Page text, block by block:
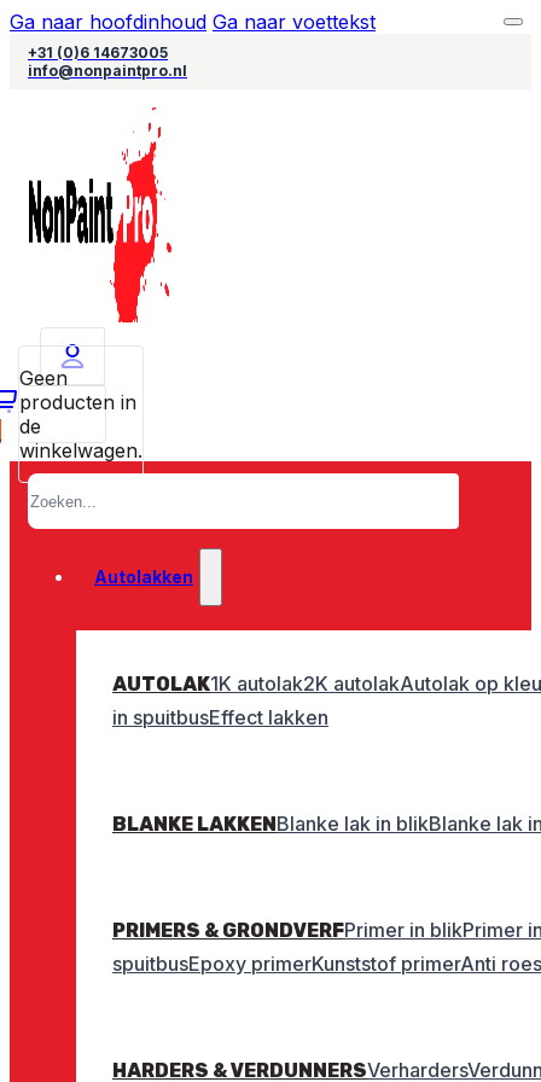
Ga naar hoofdinhoud Ga naar voettekst
+31 (0)6 14673005
info@nonpaintpro.nl
Geen
producten in
de
winkelwagen.
Zoeken
Autolakken
AUTOLAK1K autolak2K autolakAutolak op
in spuitbusEffect lakken
BLANKE LAKKENBlanke lak in blikBlanke lak
PRIMERS & GRONDVERFPrimer in blikPrimer
spuitbusEpoxy primerKunststof primerAnti
HARDERS & VERDUNNERSVerharders